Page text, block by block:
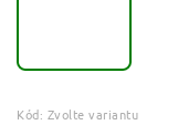
Kód: Zvolte variantu